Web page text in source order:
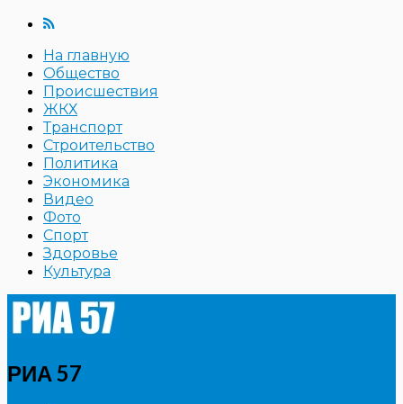
На главную
Общество
Происшествия
ЖКХ
Транспорт
Строительство
Политика
Экономика
Видео
Фото
Спорт
Здоровье
Культура
РИА 57